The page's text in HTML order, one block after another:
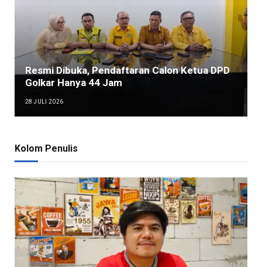
Resmi Dibuka, Pendaftaran Calon Ketua DPD
Golkar Hanya 44 Jam
28 JULI 2026
Kolom Penulis